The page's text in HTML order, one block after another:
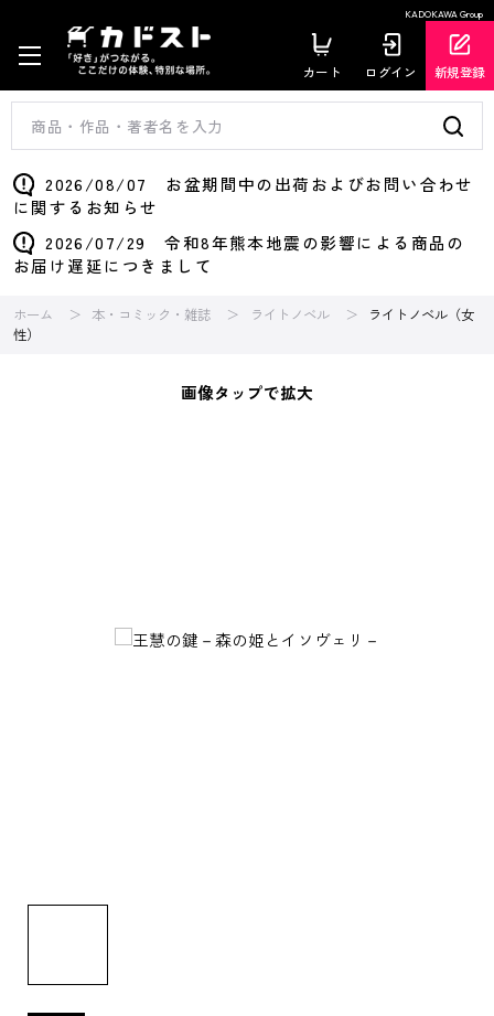
KADOKAWA Group
カート ログイン 新規登録
2026/08/07 お盆期間中の出荷およびお問い合わせ
に関するお知らせ
2026/07/29 令和8年熊本地震の影響による商品の
お届け遅延につきまして
ホーム 本・コミック・雑誌 ライトノベル
ライトノベル（女
性）
画像タップで拡大